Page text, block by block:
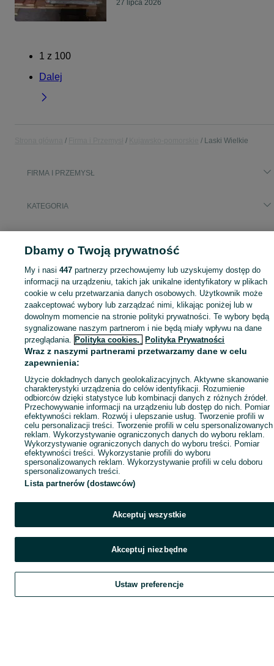
27 lipca 2026
1 z 100
Dalej
Laski Wielkie
FIRMA I PRZEMYSŁ
KATEGORIA
Mapa kategorii
Mapa miejscowości
Mapa ministron
Popularne wyszukiwania
Szukaj Obserwujesz Dodaj Czat
Dbamy o Twoją prywatność
My i nasi447 partnerzy przechowujemy lub uzyskujemy dostęp do
informacji na urządzeniu, takich jak unikalne identyfikatory w plikach
cookie w celu przetwarzania danych osobowych. Użytkownik może
zaakceptować wybory lub zarządzać nimi, klikając poniżej lub w
dowolnym momencie na stronie polityki prywatności. Te wybory będą
sygnalizowane naszym partnerom i nie będą miały wpływu na dane
przeglądania. Polityka cookies, Polityka Prywatności
Wraz z naszymi partnerami przetwarzamy dane w celu
zapewnienia:
Użycie dokładnych danych geolokalizacyjnych. Aktywne skanowanie
charakterystyki urządzenia do celów identyfikacji. Rozumienie
odbiorców dzięki statystyce lub kombinacji danych z różnych źródeł.
Przechowywanie informacji na urządzeniu lub dostęp do nich. Pomiar
efektywności reklam. Rozwój i ulepszanie usług. Tworzenie profili w
celu personalizacji treści. Tworzenie profili w celu spersonalizowanych
reklam. Wykorzystywanie ograniczonych danych do wyboru reklam.
Wykorzystywanie ograniczonych danych do wyboru treści. Pomiar
efektywności treści. Wykorzystanie profili do wyboru
spersonalizowanych reklam. Wykorzystywanie profili w celu doboru
spersonalizowanych treści.
Lista partnerów (dostawców)
Akceptuj wszystkie
Akceptuj niezbędne
Ustaw preferencje